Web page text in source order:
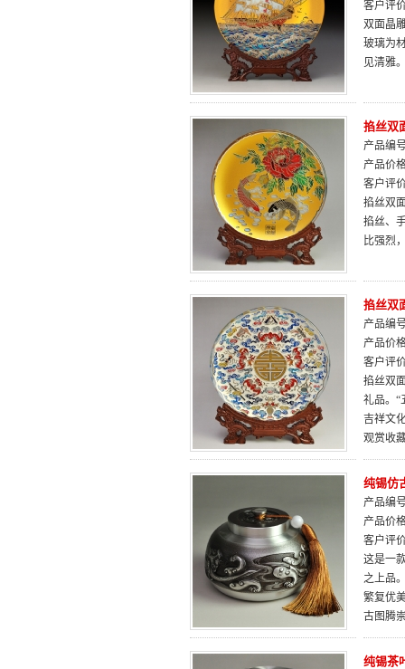
客户评
双面晶
玻璃为
见清雅
掐丝双
产品编
产品价
客户评
掐丝双
掐丝、
比强烈
掐丝双
产品编
产品价
客户评
掐丝双
礼品。“
吉祥文
观赏收
纯锡仿
产品编
产品价
客户评
这是一
之上品
繁复优
古图腾
纯锡茶